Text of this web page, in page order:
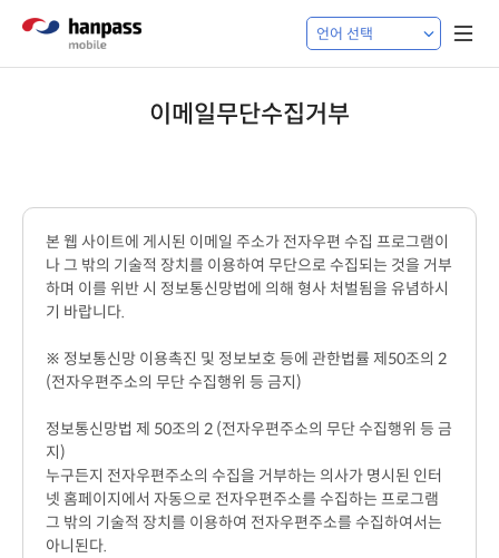
이메일무단수집거부
본 웹 사이트에 게시된 이메일 주소가 전자우편 수집 프로그램이
나 그 밖의 기술적 장치를 이용하여 무단으로 수집되는 것을 거부
하며 이를 위반 시 정보통신망법에 의해 형사 처벌됨을 유념하시
기 바랍니다.
※ 정보통신망 이용촉진 및 정보보호 등에 관한법률 제50조의 2
(전자우편주소의 무단 수집행위 등 금지)
정보통신망법 제 50조의 2 (전자우편주소의 무단 수집행위 등 금
지)
누구든지 전자우편주소의 수집을 거부하는 의사가 명시된 인터
넷 홈페이지에서 자동으로 전자우편주소를 수집하는 프로그램
그 밖의 기술적 장치를 이용하여 전자우편주소를 수집하여서는
아니된다.